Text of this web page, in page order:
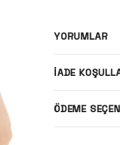
YORUMLAR
İADE
ÖDEME